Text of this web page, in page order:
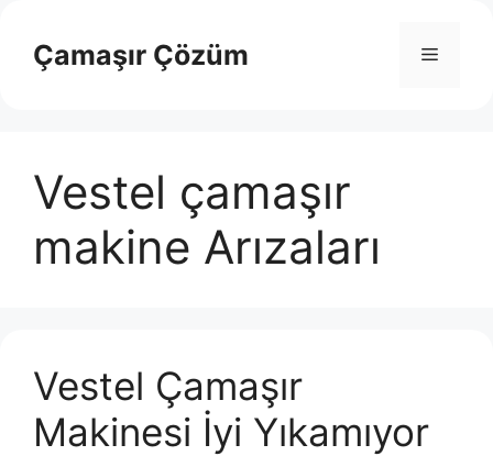
Çamaşır Çözüm Menü
Vestel çamaşır
makine Arızaları
Vestel Çamaşır
Makinesi İyi Yıkamıyor